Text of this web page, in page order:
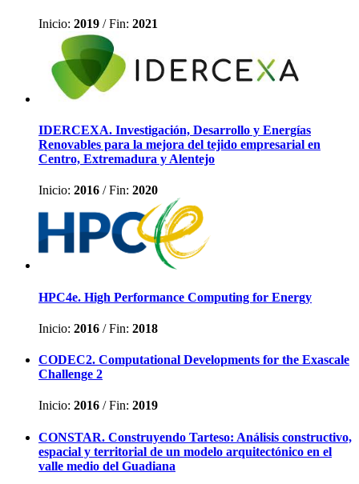
Inicio: 2019 /Fin: 2021
IDERCEXA. Investigación, Desarrollo y Energías
Renovables para la mejora del tejido empresarial en
Centro, Extremadura y Alentejo
Inicio: 2016 /Fin: 2020
HPC4e. High Performance Computing for Energy
Inicio: 2016 /Fin: 2018
CODEC2. Computational Developments for the Exascale
Challenge 2
Inicio: 2016 /Fin: 2019
CONSTAR. Construyendo Tarteso: Análisis constructivo,
espacial y territorial de un modelo arquitectónico en el
valle medio del Guadiana